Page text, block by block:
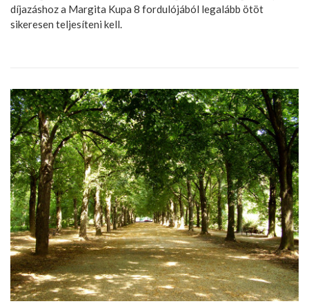
díjazáshoz a Margita Kupa 8 fordulójából legalább ötöt
sikeresen teljesíteni kell.